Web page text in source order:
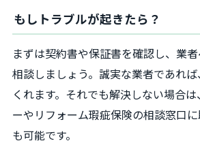
もしトラブルが起きたら？
まずは契約書や保証書を確認し、業
相談しましょう。誠実な業者であれ
くれます。それでも解決しない場合
ーやリフォーム瑕疵保険の相談窓口
も可能です。